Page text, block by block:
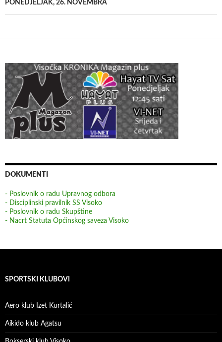
PONEDJELJAK, 26. NOVEMBRA
DOKUMENTI
- Poslovnik o radu Upravnog odbora
- Disciplinski pravilnik SS Visoko
- Poslovnik o radu Skupštine
- Nacrt Statuta Općinskog saveza Visoko
SPORTSKI KLUBOVI
Aero klub Izet Kurtalić
Aikido klub Agatsu